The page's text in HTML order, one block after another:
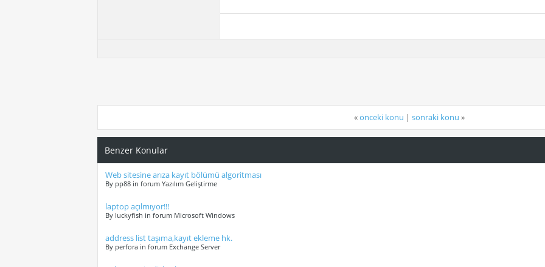
«önceki konu | sonraki konu »
Benzer Konular
Web sitesine arıza kayıt bölümü algoritması
By pp88 in forum Yazılım Geliştirme
laptop açılmıyor!!!
By luckyfish in forum Microsoft Windows
address list taşıma,kayıt ekleme hk.
By perfora in forum Exchange Server